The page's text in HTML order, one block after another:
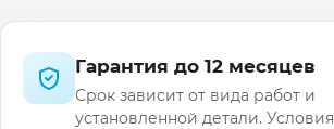
Гарантия до 12 месяцев
Срок зависит от вида работ и
установленной детали. Условия